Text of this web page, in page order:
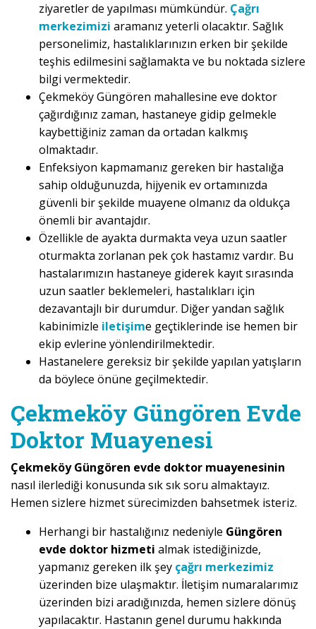
ziyaretler de yapılması mümkündür. Çağrı
merkezimizi aramanız yeterli olacaktır. Sağlık
personelimiz, hastalıklarınızın erken bir şekilde
teşhis edilmesini sağlamakta ve bu noktada sizlere
bilgi vermektedir.
Çekmeköy Güngören mahallesine eve doktor
çağırdığınız zaman, hastaneye gidip gelmekle
kaybettiğiniz zaman da ortadan kalkmış
olmaktadır.
Enfeksiyon kapmamanız gereken bir hastalığa
sahip olduğunuzda, hijyenik ev ortamınızda
güvenli bir şekilde muayene olmanız da oldukça
önemli bir avantajdır.
Özellikle de ayakta durmakta veya uzun saatler
oturmakta zorlanan pek çok hastamız vardır. Bu
hastalarımızın hastaneye giderek kayıt sırasında
uzun saatler beklemeleri, hastalıkları için
dezavantajlı bir durumdur. Diğer yandan sağlık
kabinimizle iletişime geçtiklerinde ise hemen bir
ekip evlerine yönlendirilmektedir.
Hastanelere gereksiz bir şekilde yapılan yatışların
da böylece önüne geçilmektedir.
Çekmeköy Güngören Evde
Doktor Muayenesi
Çekmeköy Güngören evde doktor muayenesinin
nasıl ilerlediği konusunda sık sık soru almaktayız.
Hemen sizlere hizmet sürecimizden bahsetmek isteriz.
Herhangi bir hastalığınız nedeniyle Güngören
evde doktor hizmeti almak istediğinizde,
yapmanız gereken ilk şey çağrı merkezimiz
üzerinden bize ulaşmaktır. İletişim numaralarımız
üzerinden bizi aradığınızda, hemen sizlere dönüş
yapılacaktır. Hastanın genel durumu hakkında